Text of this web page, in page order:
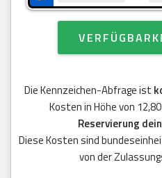
Die Kennzeichen-Abfrage ist
Kosten in Höhe von
Reservierung
Diese Kosten sind
von der